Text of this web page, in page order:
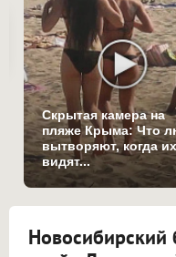
Скрытая камера на
пляже Крыма: Что
вытворяют, когда
видят...
Новосибирский